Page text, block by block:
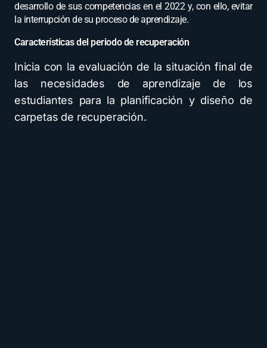
desarrollo de sus competencias en el 2022 y, con ello, evitar
la interrupción de su proceso de aprendizaje.
Características del periodo de recuperación
Inicia con la evaluación de la situación final de
las necesidades de aprendizaje de los
estudiantes para la planificación y diseño de
carpetas de recuperación.